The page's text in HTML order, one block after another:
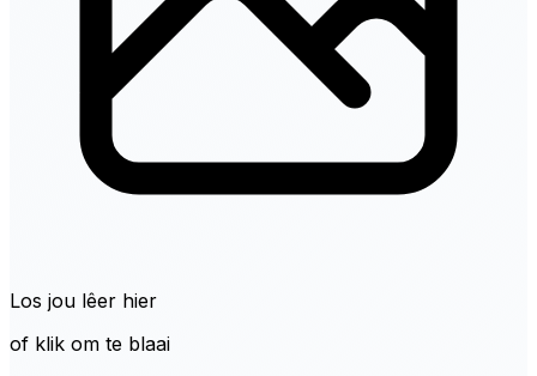
Los jou lêer hier
of klik om te blaai